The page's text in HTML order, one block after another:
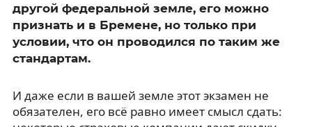
другой федеральной земле, его можно
признать и в Бремене, но только при
условии, что он проводился по таким же
стандартам.
И даже если в вашей земле этот экзамен не
обязателен, его всё равно имеет смысл сдать: